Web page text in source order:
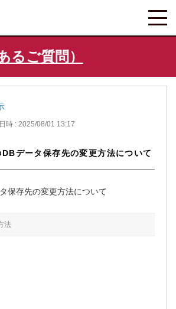
るご質問）
時 : 2025/08/01 13:17
データ保存先の変更方法について
保存先の変更方法について
法